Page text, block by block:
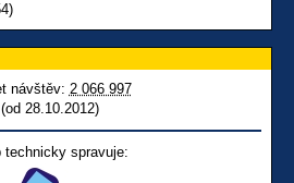
návštěv: 2 066 997
(od 28.10.2012)
technicky spravuje: